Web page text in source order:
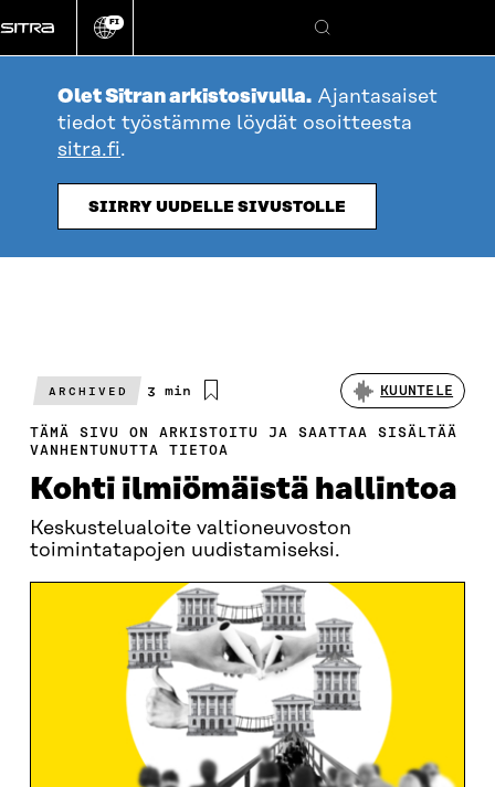
suoraan
sisältöön
Vaihda
kieli
FI
Hae
Olet Sitran arkistosivulla. Ajantasaiset
tiedot työstämme löydät osoitteesta
sitra.fi.
SIIRRY UUDELLE SIVUSTOLLE
ARCHIVED
Arvioitu
3 min KUUNTELE
TÄMÄ SIVU ON ARKISTOITU JA SAATTAA SISÄLTÄÄ
VANHENTUNUTTA TIETOA
Kohti ilmiömäistä hallintoa
Keskustelualoite valtioneuvoston
toimintatapojen uudistamiseksi.